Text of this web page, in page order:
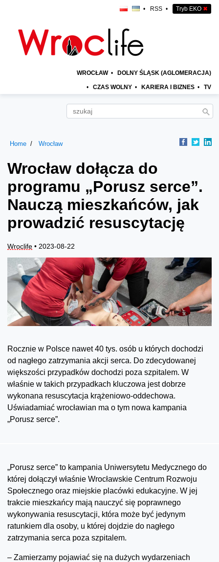
• RSS • Tryb EKO ✖
WROCŁAW • DOLNY ŚLĄSK (AGLOMERACJA)
• CZAS WOLNY • KARIERA I BIZNES • TV
Home Wrocław
Wrocław dołącza do
programu „Porusz serce”.
Nauczą mieszkańców, jak
prowadzić resuscytację
Wroclife • 2023-08-22
Rocznie w Polsce nawet 40 tys. osób u których dochodzi
od nagłego zatrzymania akcji serca. Do zdecydowanej
większości przypadków dochodzi poza szpitalem. W
właśnie w takich przypadkach kluczowa jest dobrze
wykonana resuscytacja krążeniowo-oddechowa.
Uświadamiać wrocławian ma o tym nowa kampania
„Porusz serce”.
„Porusz serce” to kampania Uniwersytetu Medycznego do
której dołączył właśnie Wrocławskie Centrum Rozwoju
Społecznego oraz miejskie placówki edukacyjne. W jej
trakcie mieszkańcy mają nauczyć się poprawnego
wykonywania resuscytacji, która może być jedynym
ratunkiem dla osoby, u której dojdzie do nagłego
zatrzymania serca poza szpitalem.
– Zamierzamy pojawiać się na dużych wydarzeniach